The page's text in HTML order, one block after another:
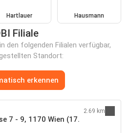
Hartlauer Hausmann
Filiale
den folgenden Filialen verfügbar,
Standort:
erkennen
7 - 9, 1170 Wien (17.
2.69 km